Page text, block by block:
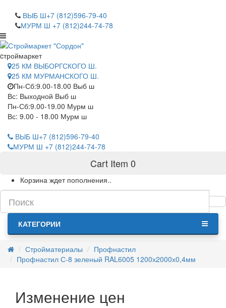
ВЫБ Ш+7 (812)596-79-40
МУРМ Ш +7 (812)244-74-78
cтроймаркет
25 КМ ВЫБОРГСКОГО Ш.
25 КМ МУРМАНСКОГО Ш.
Пн-Сб:9.00-18.00 Выб ш
Вс: Выходной Выб ш
Пн-Сб:9.00-19.00 Мурм ш
Вс: 9.00 - 18.00 Мурм ш
ВЫБ Ш+7 (812)596-79-40
МУРМ Ш +7 (812)244-74-78
Cart Item 0
Корзина ждет пополнения..
КАТЕГОРИИ
Стройматериалы
Профнастил
Профнастил С-8 зеленый RAL6005 1200х2000х0,4мм
Изменение цен